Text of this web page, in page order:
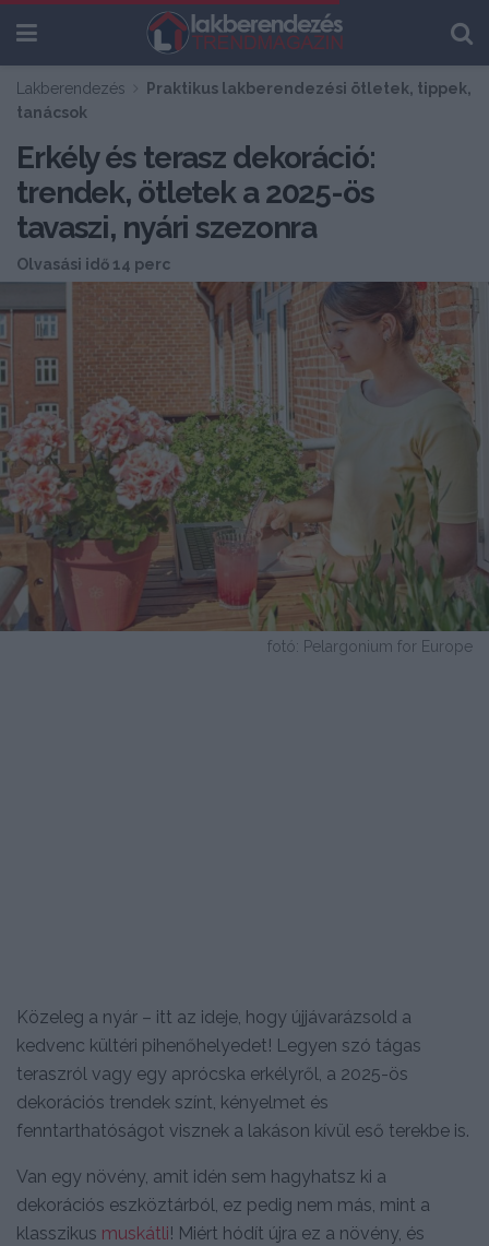
Lakberendezés
Praktikus lakberendezési ötletek, tippek,
tanácsok
Erkély és terasz dekoráció:
trendek, ötletek a 2025-ös
tavaszi, nyári szezonra
Olvasási idő 14 perc
fotó: Pelargonium for Europe
Közeleg a nyár – itt az ideje, hogy újjávarázsold a
kedvenc kültéri pihenőhelyedet! Legyen szó tágas
teraszról vagy egy aprócska erkélyről, a 2025-ös
dekorációs trendek színt, kényelmet és
fenntarthatóságot visznek a lakáson kívül eső terekbe is.
Van egy növény, amit idén sem hagyhatsz ki a
dekorációs eszköztárból, ez pedig nem más, mint a
klasszikus muskátli! Miért hódít újra ez a növény, és